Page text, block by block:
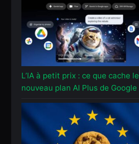
L’IA à petit prix : ce que cache le
nouveau plan AI Plus de Google